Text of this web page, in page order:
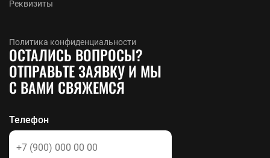
Реквизиты
Политика конфиденциальности
ОСТАЛИСЬ ВОПРОСЫ?
ОТПРАВЬТЕ ЗАЯВКУ И МЫ
С ВАМИ СВЯЖЕМСЯ
Телефон